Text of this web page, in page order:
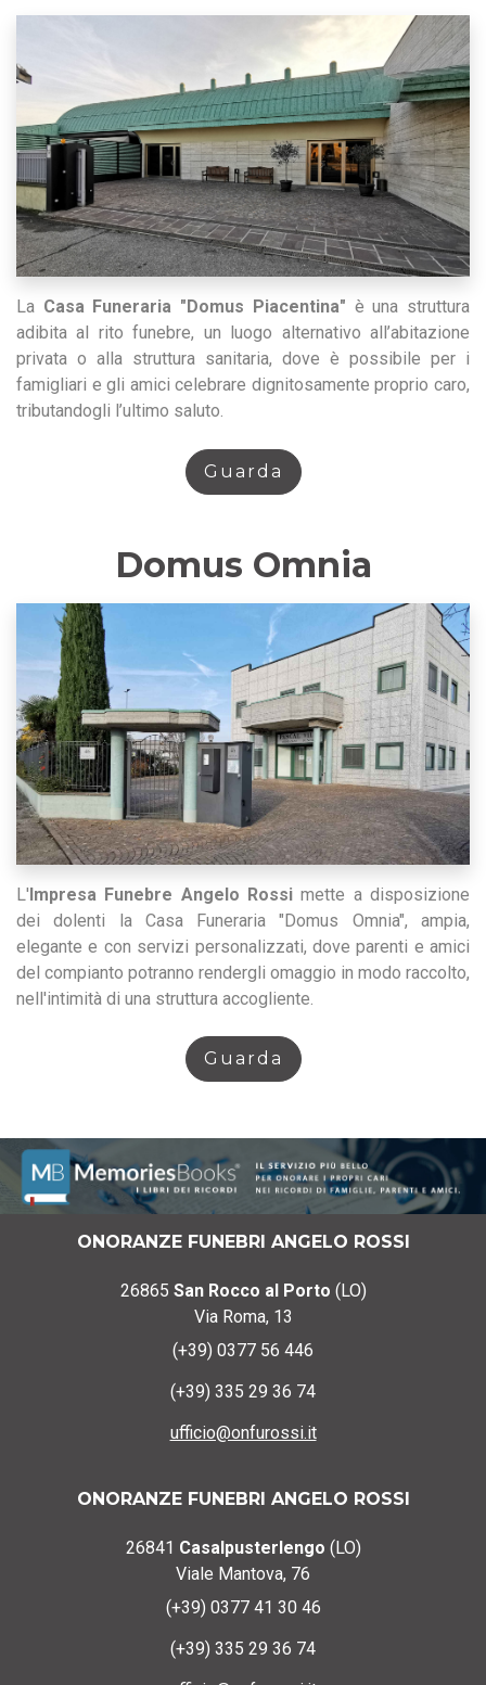
La Casa Funeraria "Domus Piacentina" è una struttura
adibita al rito funebre, un luogo alternativo all’abitazione
privata o alla struttura sanitaria, dove è possibile per i
famigliari e gli amici celebrare dignitosamente proprio caro,
tributandogli l’ultimo saluto.
Guarda
Domus Omnia
L'Impresa Funebre Angelo Rossi mette a disposizione
dei dolenti la Casa Funeraria "Domus Omnia", ampia,
elegante e con servizi personalizzati, dove parenti e amici
del compianto potranno rendergli omaggio in modo raccolto,
nell'intimità di una struttura accogliente.
Guarda
ONORANZE FUNEBRI ANGELO ROSSI
26865 San Rocco al Porto (LO)
Via Roma, 13
(+39) 0377 56 446
(+39) 335 29 36 74
ufficio@onfurossi.it
ONORANZE FUNEBRI ANGELO ROSSI
26841 Casalpusterlengo (LO)
Viale Mantova, 76
(+39) 0377 41 30 46
(+39) 335 29 36 74